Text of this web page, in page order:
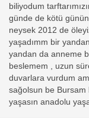
biliyodum
günde de kötü
neysek 2012 de
yaşadımm bir
yandan da anneme
beslemem , uzun
duvarlara vurdum
sağolsun be Bursam
yaşasın anadolu